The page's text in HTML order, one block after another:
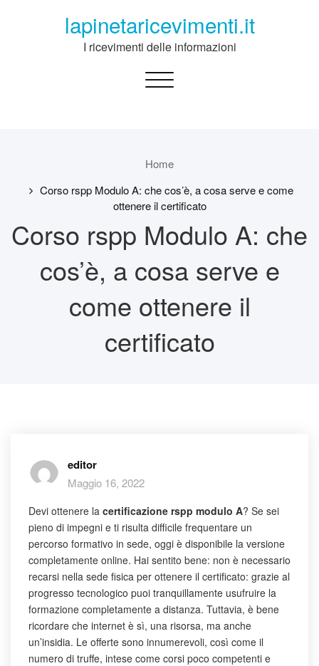
lapinetaricevimenti.it
I ricevimenti delle informazioni
Toggle
Home
Corso rspp Modulo A: che cos’è, a cosa serve e come
ottenere il certificato
Corso rspp Modulo A: che
cos’è, a cosa serve e
come ottenere il
certificato
editor
Maggio 16, 2022
Devi ottenere la certificazione rspp modulo A? Se sei
pieno di impegni e ti risulta difficile frequentare un
percorso formativo in sede, oggi è disponibile la versione
completamente online. Hai sentito bene: non è necessario
recarsi nella sede fisica per ottenere il certificato: grazie al
progresso tecnologico puoi tranquillamente usufruire la
formazione completamente a distanza. Tuttavia, è bene
ricordare che internet è sì, una risorsa, ma anche
un’insidia. Le offerte sono innumerevoli, così come il
numero di truffe, intese come corsi poco competenti e